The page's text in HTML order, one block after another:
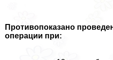
Противопоказано
операции при: